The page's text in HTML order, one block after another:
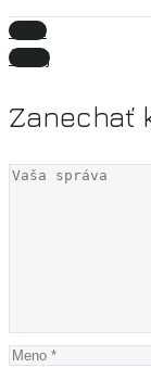
Pred
Ďalej
Zanechať